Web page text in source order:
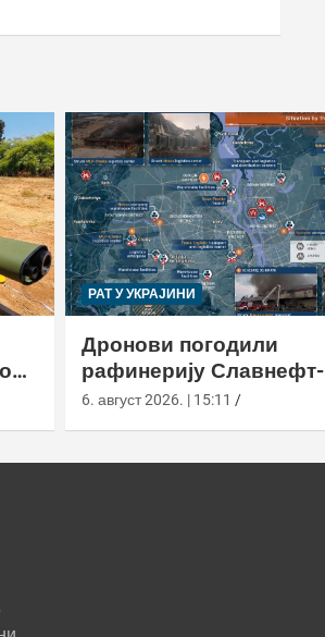
РАТ У УКРАЈИНИ
Дронови погодили
рафинерију Славнефт-
ЈАНОС у Јарослављу
6. август 2026. | 15:11